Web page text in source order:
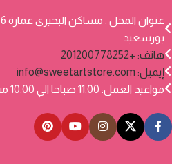
بورسعيد
هاتف: +201200778252
إيميل: info@sweetartstore.com
مواعيد العمل: 11:00 صباحا الي 10:00 مساءً يومياً